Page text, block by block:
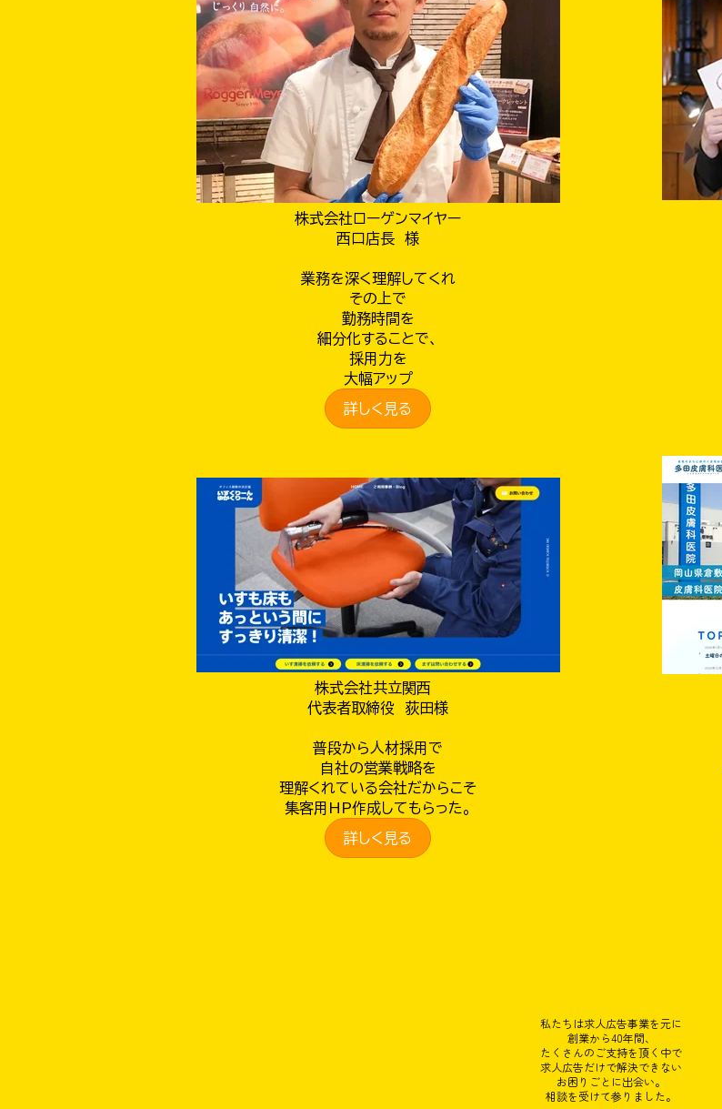
株式会社ローゲンマイヤー
西口店長 様
業務を深く理解してくれ
その上で
勤務時間を
細分化することで、
採用力を
大幅アップ
詳しく見る
株式会社共立関西
代表者取締役 荻田様
普段から人材採用で
自社の営業戦略を
理解くれている会社だからこそ
集客用HP作成してもらった。
詳しく見る
私たちは求人広告事業を元に
創業から40年間、
たくさんのご支持を頂く中で
求人広告だけで解決できない
お困りごとに出会い。
相談を受けて参りました。